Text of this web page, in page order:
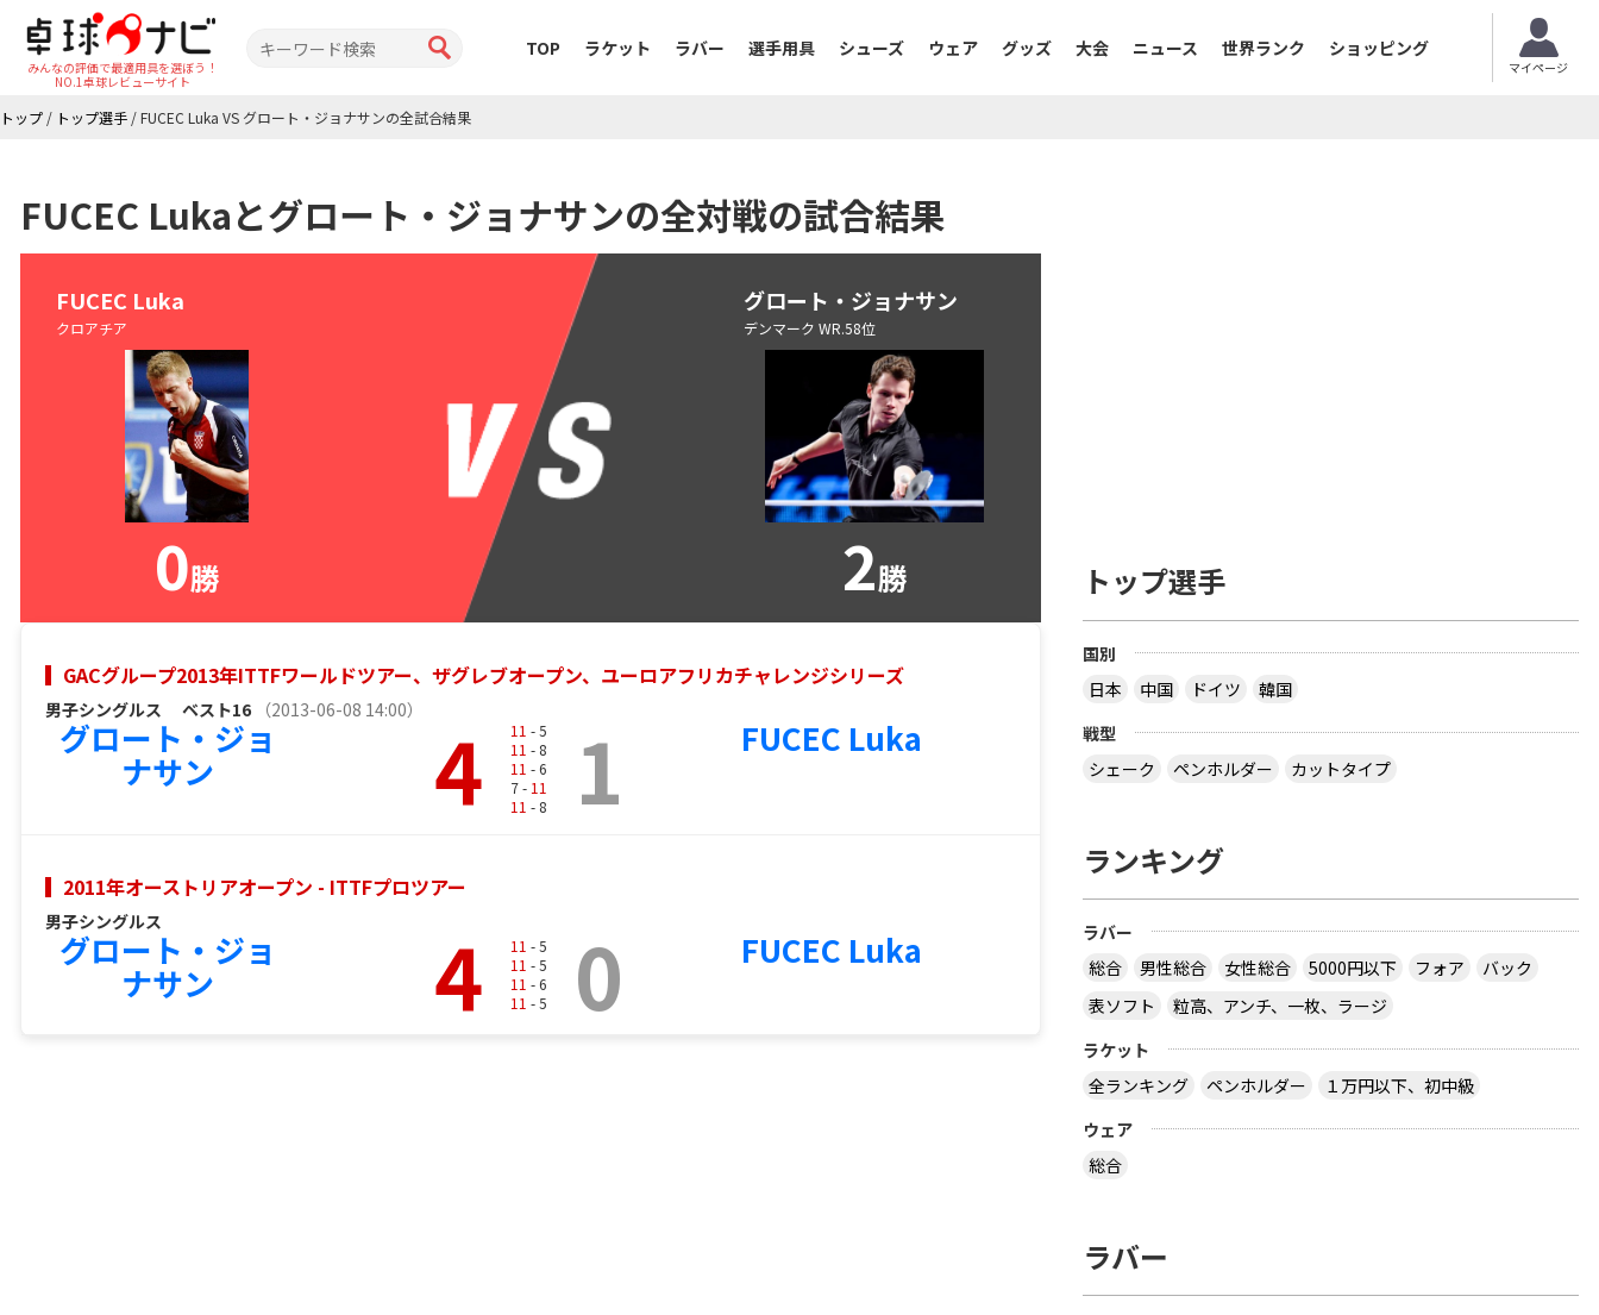
みんなの評価で最適用具を選ぼう！
NO.1卓球レビューサイト
TOP ラケット ラバー 選手用具 シューズ ウェア グッズ 大会 ニュース 世界ランク ショッピング
マイページ
トップ / トップ選手 /FUCEC Luka VS グロート・ジョナサンの全試合結果
FUCEC Lukaとグロート・ジョナサンの全対戦の試合結果
FUCEC Luka
クロアチア
0勝
グロート・ジョナサン
デンマーク WR.58位
2勝
GACグループ2013年ITTFワールドツアー、ザグレブオープン、ユーロアフリカチャレンジシリーズ
男子シングルス ベスト16 （2013-06-08 14:00）
グロート・ジョ
ナサン 4 11 - 5
11 - 8
11 - 6
7 - 11
11 - 8 1 FUCEC Luka
2011年オーストリアオープン - ITTFプロツアー
男子シングルス
グロート・ジョ
ナサン 4 11 - 5
11 - 5
11 - 6
11 - 5 0 FUCEC Luka
トップ選手
国別
日本
中国 ドイツ
韓国
戦型
シェーク
ペンホルダー カットタイプ
ランキング
ラバー
総合
男性総合 女性総合 5000円以下 フォア
バック
表ソフト
粒高、アンチ、一枚、ラージ
ラケット
全ランキング
ペンホルダー
１万円以下、初中級
ウェア
総合
ラバー